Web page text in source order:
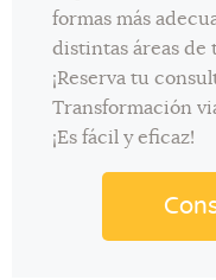
formas más
distintas áreas de
¡Reserva tu
Transformación
¡Es fácil y eficaz!